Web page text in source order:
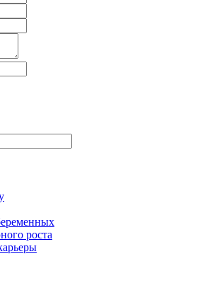
роста